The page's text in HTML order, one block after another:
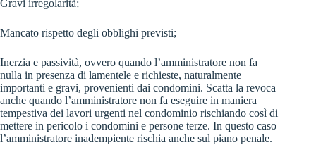
Gravi irregolarità;
Mancato rispetto degli obblighi previsti;
Inerzia e passività, ovvero quando l’amministratore non fa
nulla in presenza di lamentele e richieste, naturalmente
importanti e gravi, provenienti dai condomini. Scatta la revoca
anche quando l’amministratore non fa eseguire in maniera
tempestiva dei lavori urgenti nel condominio rischiando così di
mettere in pericolo i condomini e persone terze. In questo caso
l’amministratore inadempiente rischia anche sul piano penale.